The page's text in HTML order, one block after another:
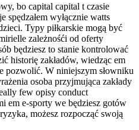
bo capital capital t czasie
wyłącznie watts
Typy piłkarskie mogą być
zależnośći od oferty
będziesz to stanie kontrolować
historię zakładów, wiedząc em
pozwolić. W niniejszym słowniku
osoba przyjmująca zakłady
few opisy conduct
em e-sporty we będziesz gotów
możesz rozpocząć swoją